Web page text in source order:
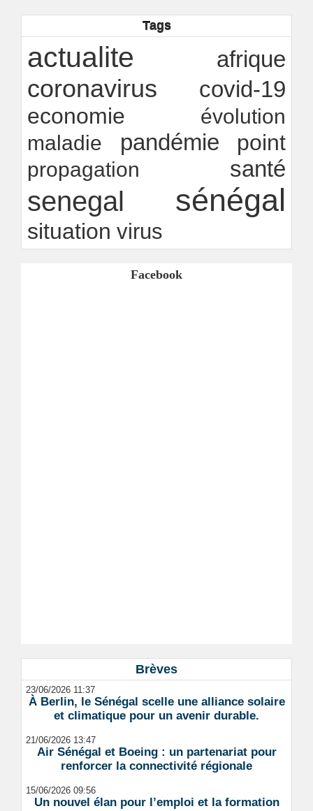
Rapport Bceao 2025 : résilience, transition et
Ndakhté M. GAYE
Tags
actualite afrique
coronavirus covid-19
economie
évolution
maladie
pandémie point
propagation santé
senegal sénégal
situation virus
Facebook
Brèves
23/06/2026 11:37
À Berlin, le Sénégal scelle une alliance solaire
et climatique pour un avenir durable.
21/06/2026 13:47
Air Sénégal et Boeing : un partenariat pour
renforcer la connectivité régionale
15/06/2026 09:56
Un nouvel élan pour l’emploi et la formation